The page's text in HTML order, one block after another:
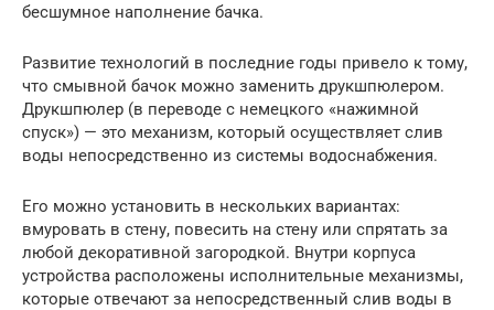
бесшумное наполнение бачка.
Развитие технологий в последние годы привело к тому,
что смывной бачок можно заменить друкшпюлером.
Друкшпюлер (в переводе с немецкого «нажимной
спуск») — это механизм, который осуществляет слив
воды непосредственно из системы водоснабжения.
Его можно установить в нескольких вариантах:
вмуровать в стену, повесить на стену или спрятать за
любой декоративной загородкой. Внутри корпуса
устройства расположены исполнительные механизмы,
которые отвечают за непосредственный слив воды в